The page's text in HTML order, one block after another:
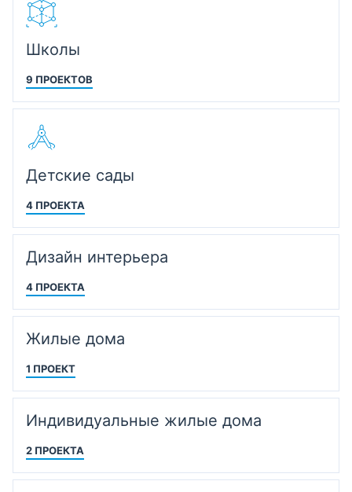
Школы
9 ПРОЕКТОВ
Детские сады
4 ПРОЕКТА
Дизайн интерьера
4 ПРОЕКТА
Жилые дома
1 ПРОЕКТ
Индивидуальные жилые дома
2 ПРОЕКТА